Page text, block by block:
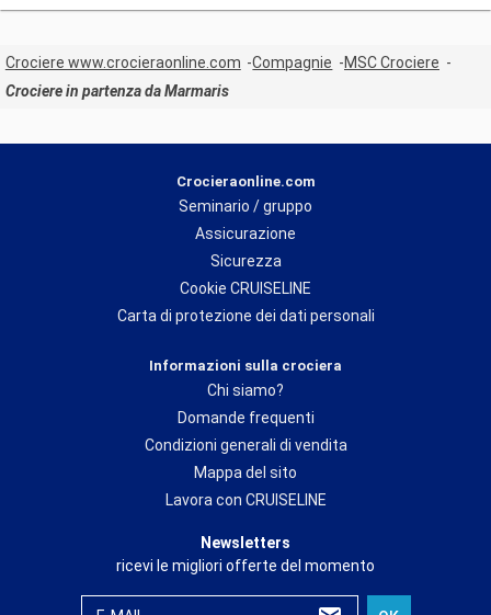
Crociere www.crocieraonline.com Compagnie
MSC Crociere
Crociere in partenza da Marmaris
Crocieraonline.com
Seminario / gruppo
Assicurazione
Sicurezza
Cookie CRUISELINE
Carta di protezione dei dati personali
Informazioni sulla crociera
Chi siamo?
Domande frequenti
Condizioni generali di vendita
Mappa del sito
Lavora con CRUISELINE
Newsletters
ricevi le migliori offerte del momento